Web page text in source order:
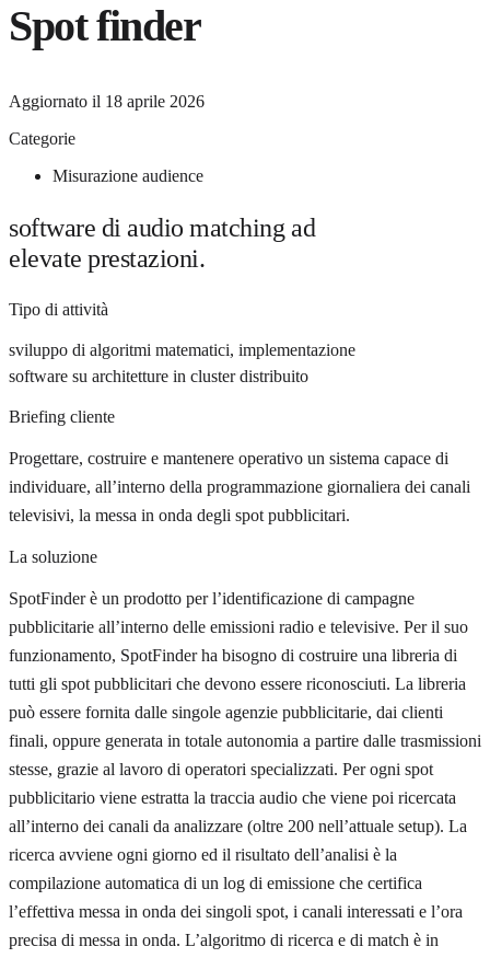
Spot finder
Aggiornato il 18 aprile 2026
Categorie
Misurazione audience
software di audio matching ad
elevate prestazioni.
Tipo di attività
sviluppo di algoritmi matematici, implementazione
software su architetture in cluster distribuito
Briefing cliente
Progettare, costruire e mantenere operativo un sistema capace di
individuare, all’interno della programmazione giornaliera dei canali
televisivi, la messa in onda degli spot pubblicitari.
La soluzione
SpotFinder è un prodotto per l’identificazione di campagne
pubblicitarie all’interno delle emissioni radio e televisive. Per il suo
funzionamento, SpotFinder ha bisogno di costruire una libreria di
tutti gli spot pubblicitari che devono essere riconosciuti. La libreria
può essere fornita dalle singole agenzie pubblicitarie, dai clienti
finali, oppure generata in totale autonomia a partire dalle trasmissioni
stesse, grazie al lavoro di operatori specializzati. Per ogni spot
pubblicitario viene estratta la traccia audio che viene poi ricercata
all’interno dei canali da analizzare (oltre 200 nell’attuale setup). La
ricerca avviene ogni giorno ed il risultato dell’analisi è la
compilazione automatica di un log di emissione che certifica
l’effettiva messa in onda dei singoli spot, i canali interessati e l’ora
precisa di messa in onda. L’algoritmo di ricerca e di match è in